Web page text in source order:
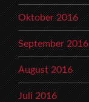
Oktober 2016
September 2016
August 2016
Juli 2016